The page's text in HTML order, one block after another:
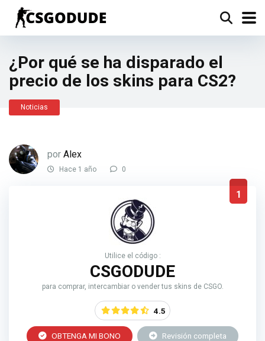
¿Por qué se ha disparado el
precio de los skins para CS2?
Noticias
por Alex
Hace 1 año 0
1
Utilice el código :
CSGODUDE
para comprar, intercambiar o vender tus skins de CSGO.
4.5
OBTENGA MI BONO Revisión completa